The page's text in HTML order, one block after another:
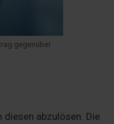
gegenüber
abzulösen. Die